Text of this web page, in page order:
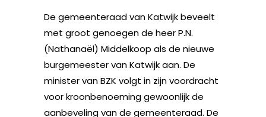
De gemeenteraad van Katwijk beveelt
met groot genoegen de heer P.N.
(Nathanaël) Middelkoop als de nieuwe
burgemeester van Katwijk aan. De
minister van BZK volgt in zijn voordracht
voor kroonbenoeming gewoonlijk de
aanbeveling van de gemeenteraad. De